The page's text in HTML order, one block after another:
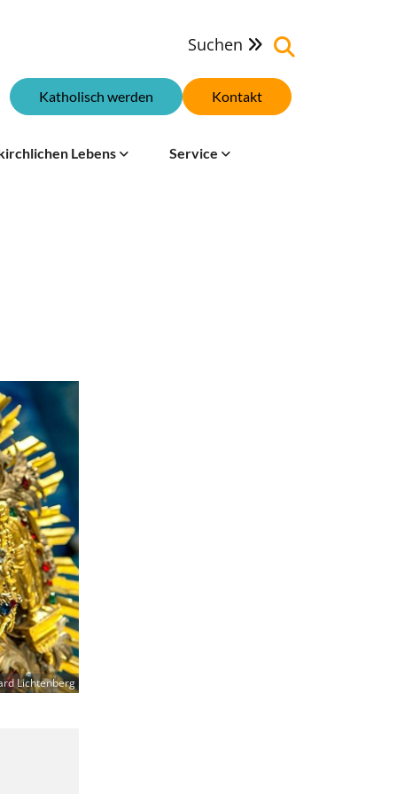
Suchen 
Kontakt
Katholisch werden
Lebens Service
Lichtenberg